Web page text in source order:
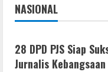
NASIONAL
Jakarta
28 DPD PJS Siap
Jurnalis